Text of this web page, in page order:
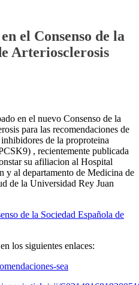
el Consenso de la
Arteriosclerosis
en el nuevo Consenso de la
para las recomendaciones de
de la proproteina
, recientemente publicada
su afiliacion al Hospital
al departamento de Medicina de
de la Universidad Rey Juan
los siguientes enlaces:
sea